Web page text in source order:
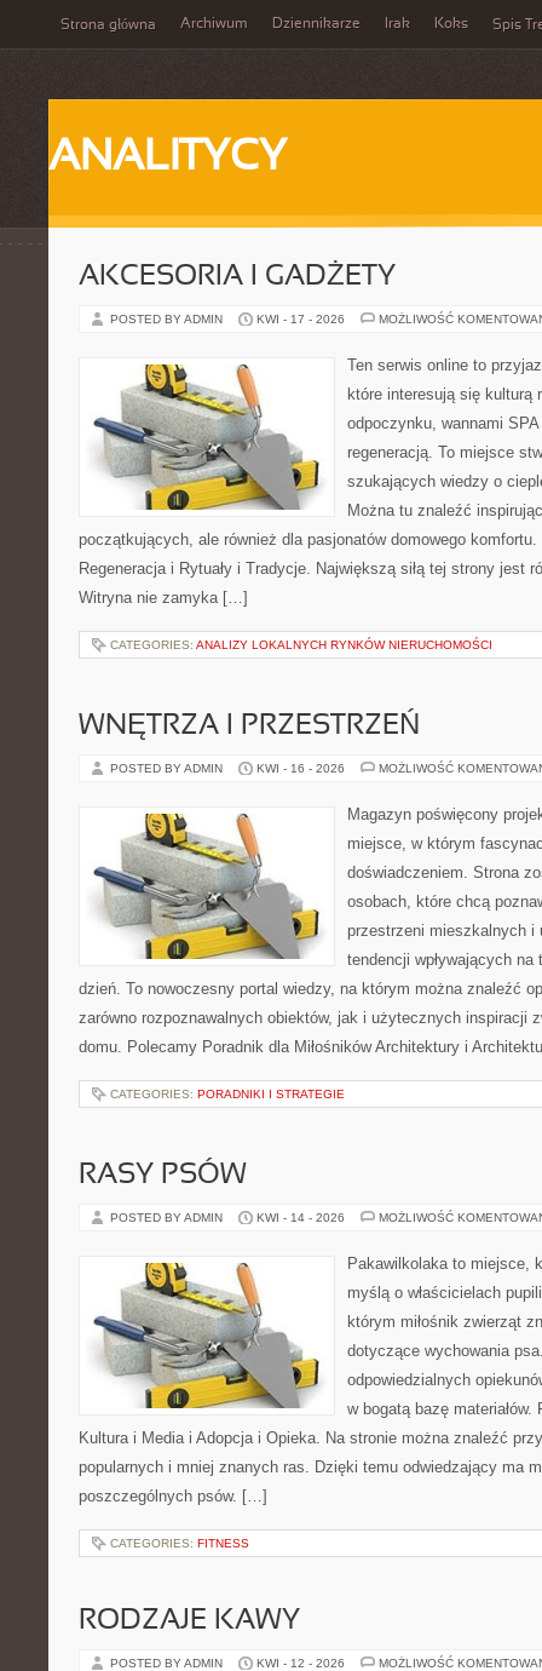
Strona główna Archiwum Dziennikarze Irak Koks Spis
ANALITYCY
AKCESORIA I GADŻETY
POSTED BY ADMIN KWI - 17 - 2026 MOŻLIWOŚĆ
Ten serwis online to
które interesują się kulturą
odpoczynku, wannami
regeneracją. To miejsce
szukających wiedzy o
Można tu znaleźć
początkujących, ale również dla pasjonatów domowego
Regeneracja i Rytuały i Tradycje. Największą siłą tej strony jest
Witryna nie zamyka […]
CATEGORIES: ANALIZY LOKALNYCH RYNKÓW NIERUCHOMOŚCI
WNĘTRZA I PRZESTRZEŃ
POSTED BY ADMIN KWI - 16 - 2026 MOŻLIWOŚĆ
Magazyn poświęcony
miejsce, w którym
doświadczeniem. Strona
osobach, które chcą
przestrzeni mieszkalnych i
tendencji wpływających
dzień. To nowoczesny portal wiedzy, na którym można znaleźć
zarówno rozpoznawalnych obiektów, jak i użytecznych inspiracji
domu. Polecamy Poradnik dla Miłośników Architektury i
CATEGORIES: PORADNIKI I STRATEGIE
RASY PSÓW
POSTED BY ADMIN KWI - 14 - 2026 MOŻLIWOŚĆ
Pakawilkolaka to miejsce,
myślą o właścicielach
którym miłośnik zwierząt
dotyczące wychowania
odpowiedzialnych
w bogatą bazę
Kultura i Media i Adopcja i Opieka. Na stronie można znaleźć
popularnych i mniej znanych ras. Dzięki temu odwiedzający ma
poszczególnych psów. […]
CATEGORIES: FITNESS
RODZAJE KAWY
POSTED BY ADMIN KWI - 12 - 2026 MOŻLIWOŚĆ